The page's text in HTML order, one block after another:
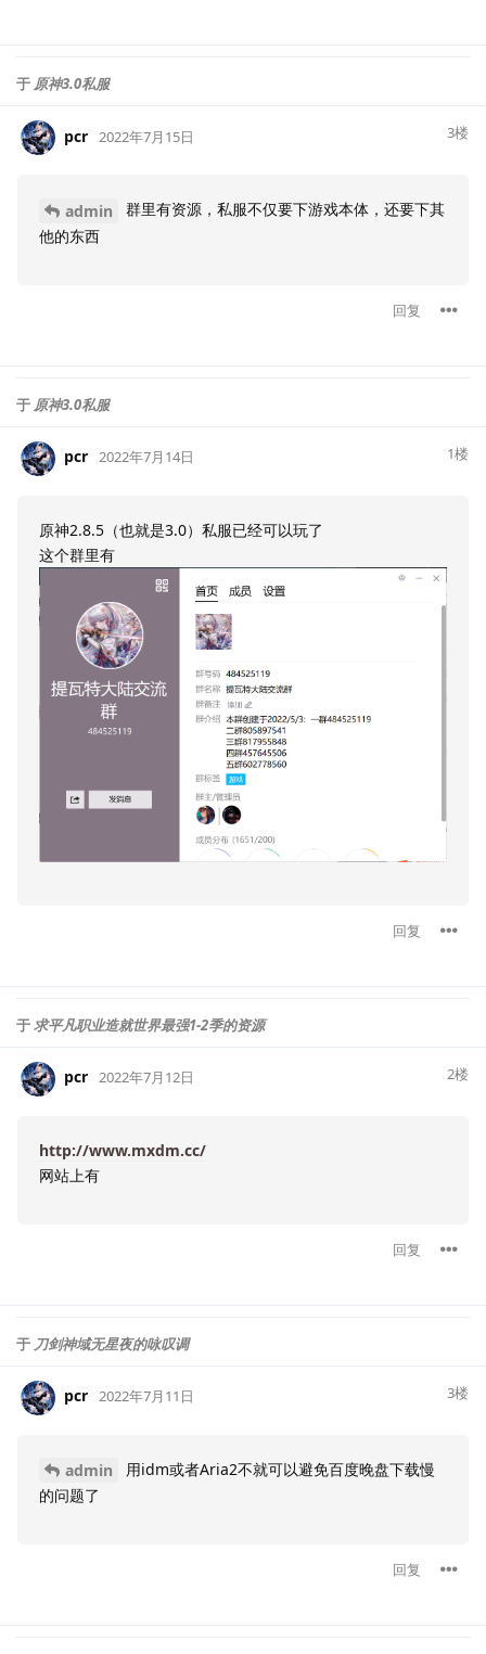
于 原神3.0私服
pcr 2022年7月15日 3楼
admin
群里有资源，私服不仅要下游戏本体，还要下其
他的东西
回复
于 原神3.0私服
pcr 2022年7月14日 1楼
原神2.8.5（也就是3.0）私服已经可以玩了
这个群里有
回复
于求平凡职业造就世界最强1-2季的资源
pcr 2022年7月12日 2楼
http://www.mxdm.cc/
网站上有
回复
于 刀剑神域无星夜的咏叹调
pcr 2022年7月11日 3楼
admin
用idm或者Aria2不就可以避免百度晚盘下载慢
的问题了
回复